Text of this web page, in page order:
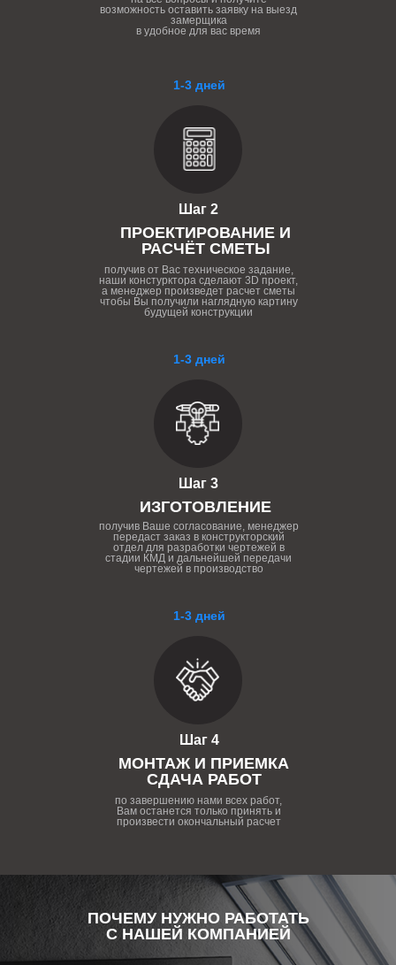
1-3 дней
Шаг 4
МОНТАЖ И ПРИЕМКА
СДАЧА РАБОТ
по завершению нами всех работ,
Вам останется только принять и
произвести окончальный расчет
1-3 дней
Шаг 3
ИЗГОТОВЛЕНИЕ
получив Ваше согласование, менеджер
передаст заказ в конструкторский
отдел для разработки чертежей в
стадии КМД и дальнейшей передачи
чертежей в производство
1-3 дней
Шаг 2
ПРОЕКТИРОВАНИЕ И
РАСЧЁТ СМЕТЫ
получив от Вас техническое задание,
наши констурктора сделают 3D проект,
а менеджер произведет расчет сметы
чтобы Вы получили наглядную картину
будущей конструкции
возможность оставить заявку на выезд
замерщика
в удобное для вас время
ПОЧЕМУ НУЖНО РАБОТАТЬ
С НАШЕЙ КОМПАНИЕЙ